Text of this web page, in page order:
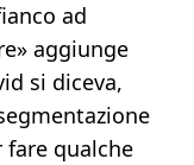
ad
aggiunge
si diceva,
fare qualche